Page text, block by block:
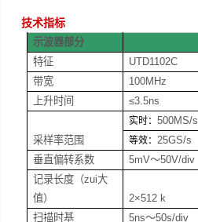
技术指标
示波器部分
特征
UTD1102C
带宽
100MHz
上升时间
≤3.5ns
采样率范围
实时： 500MS/s
等效： 25GS/s
垂直偏转系数
5mV～50V/div
记录长度（zui大
值）
2×512 k
扫描时基
5ns～50s/div